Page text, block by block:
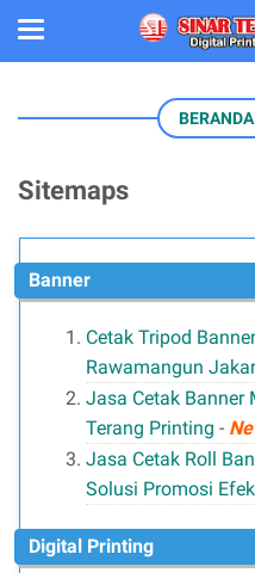
BERANDA
Sitemaps
Banner
Cetak Tripod
Rawamangun
Jasa Cetak
Terang Printing -
Jasa Cetak Roll
Solusi Promosi
Digital Printing